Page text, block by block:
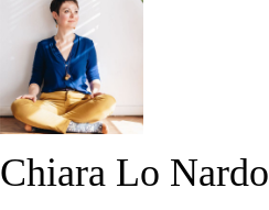
Chiara Lo Nardo